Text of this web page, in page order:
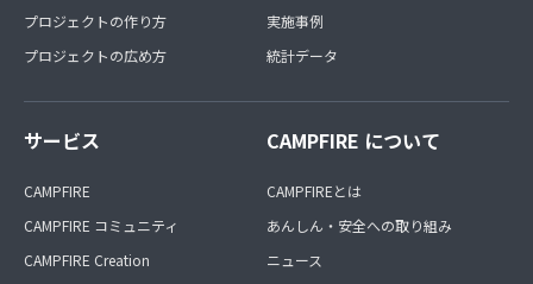
プロジェクトの作り方
プロジェクトの広め方
実施事例
統計データ
サービス
CAMPFIRE
CAMPFIRE コミュニティ
CAMPFIRE Creation
CAMPFIRE について
CAMPFIREとは
あんしん・安全への取り組み
ニュース